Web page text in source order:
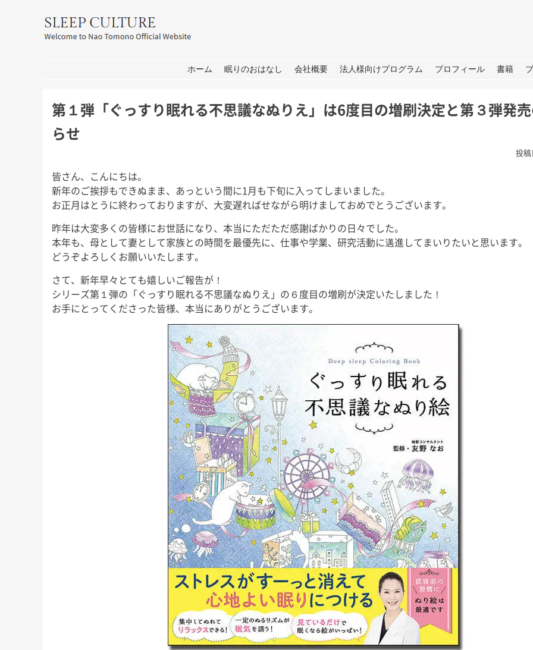
ホーム 眠りのおはなし 会社概要 法人様向けプログラム プロフィール 書籍
第１弾「ぐっすり眠れる不思議なぬりえ」は6度目の増刷決定と第３弾発
らせ
投稿
皆さん、こんにちは。
新年のご挨拶もできぬまま、あっという間に1月も下旬に入ってしまいました。
お正月はとうに終わっておりますが、大変遅ればせながら明けましておめでとうございます。
昨年は大変多くの皆様にお世話になり、本当にただただ感謝ばかりの日々でした。
本年も、母として妻として家族との時間を最優先に、仕事や学業、研究活動に邁進してまいりたいと思います。
どうぞよろしくお願いいたします。
さて、新年早々とても嬉しいご報告が！
シリーズ第１弾の「ぐっすり眠れる不思議なぬりえ」の６度目の増刷が決定いたしました！
お手にとってくださった皆様、本当にありがとうございます。
おしごと
皆さん、こんにちは。 打ち合わ
せ→撮影→取材な1日。 秋には新
しいプロジェクトもいくつかスタ
ートします！ 大学院の研究活動
て、ここから2022年の終わりま
で益々全力疾走です！ 週末の台
風、みな […]
箱根
皆さん、こんにちは。 今年の夏
もコロナの心配があったので我が
家は遠出しないと決めており、夏
休み前半は軽井沢、後半は箱根で
長男君にとっては箱根は初！ と
いうことで、今回は「箱根といえ
ば！」と […]
夏の思い出「アゲハ蝶」と
皆さん、こんにちは。 暦の上だ
けでなく、肌でも秋をしっかり感
録、執筆、取材、原稿確認、監修
究活動に子 […]
皆さん、こ
（月）～ 9月